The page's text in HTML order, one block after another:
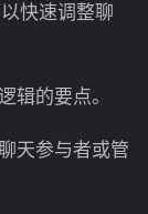
快速调整聊
辑的要点。
天参与者或管